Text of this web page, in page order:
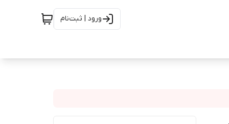
ورود | ثبت‌نام